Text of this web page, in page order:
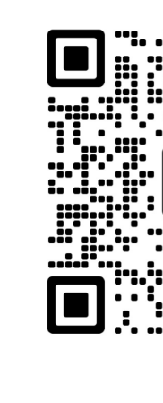
石南跨境工具导
当前位置：首页 Tags
排序 最新 点
广
营
普
多